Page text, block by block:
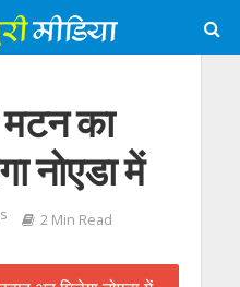
मटन का
नोएडा में
2 Min Read